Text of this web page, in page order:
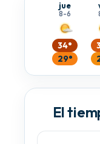
jue
8-6
34°
29°
El